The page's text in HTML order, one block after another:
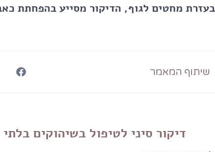
בעזרת מחטים לגוף, הדיקור מסייע בהפחתת
שיתוף המאמר
דיקור סיני לטיפול בשיהוקים